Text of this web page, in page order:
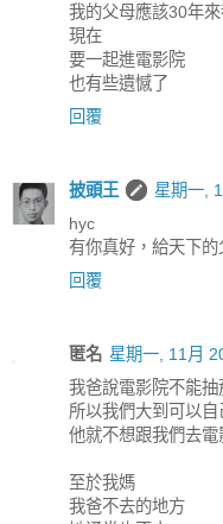
我的父母應該30年
現在
要一起進電影院
也有些遺憾了
回覆
披頭王
星期一,
hyc
有你真好，給天下的
回覆
匿名 星期一, 11月
我爸說電影院不能抽
所以我們大到可以
他就不想跟我們去電
至於我媽
我爸不去的地方